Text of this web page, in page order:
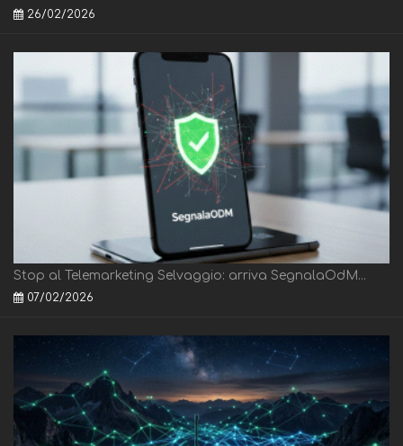
26/02/2026
Stop al Telemarketing Selvaggio: arriva SegnalaOdM...
07/02/2026